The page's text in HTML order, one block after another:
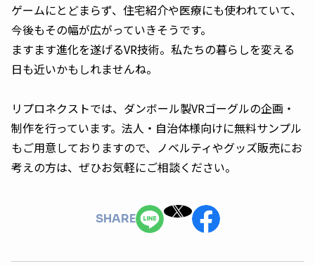
ゲームにとどまらず、住宅紹介や医療にも使われていて、
今後もその幅が広がっていきそうです。
ますます進化を遂げるVR技術。私たちの暮らしを変える
日も近いかもしれませんね。
リプロネクストでは、ダンボール製VRゴーグルの企画・
制作を行っています。法人・自治体様向けに無料サンプル
もご用意しておりますので、ノベルティやグッズ販売にお
考えの方は、ぜひお気軽にご相談ください。
SHARE